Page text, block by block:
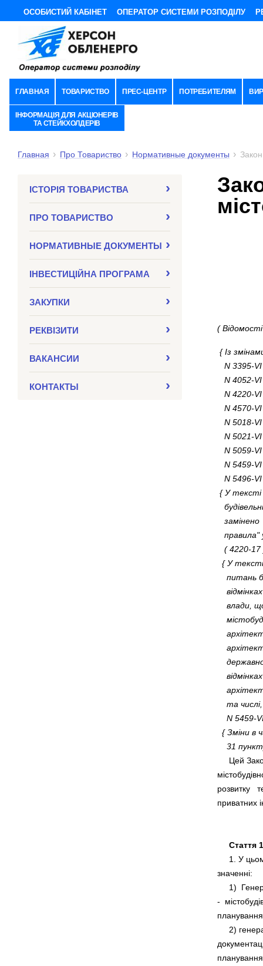
ОСОБИСТИЙ КАБІНЕТ ОПЕРАТОР СИСТЕМИ РОЗПОДІЛУ
ГЛАВНАЯ ТОВАРИСТВО ПРЕС-ЦЕНТР ПОТРЕБИТЕЛЯМ
ІНФОРМАЦІЯ ДЛЯ АКЦІОНЕРІВ
ТА СТЕЙКХОЛДЕРІВ
Главная Про Товариство Нормативные документы
ІСТОРІЯ ТОВАРИСТВА
ПРО ТОВАРИСТВО
НОРМАТИВНЫЕ ДОКУМЕНТЫ
ІНВЕСТИЦІЙНА ПРОГРАМА
ЗАКУПКИ
РЕКВІЗИТИ
ВАКАНСИИ
КОНТАКТЫ
(
{ Із
N 3395-
N 4052-
N 4220-
N 4570-
N 5018-
N 5021-
N 5059-
N 5459-
N 5496-
{ У тексті
замінено
правила"
( 4220-17
{ У
питань
влади,
та
N 5459-
{ Зміни в
31
Цей
розвитку
Стаття
1. У
1)
-
2)